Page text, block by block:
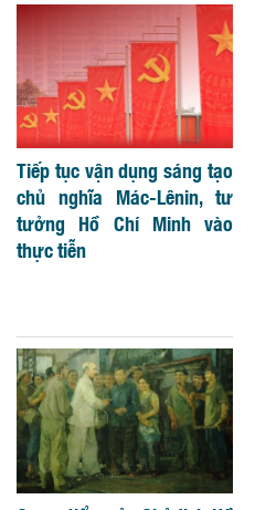
Tiếp tục vận dụng sáng tạo
chủ nghĩa Mác-Lênin, tư
tưởng Hồ Chí Minh vào
thực tiễn